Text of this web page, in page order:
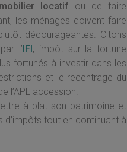
locatif ou de faire
les ménages doivent faire
décourageantes. Citons
l’IFI, impôt sur la fortune
fortunés à investir dans les
et le recentrage du
l’APL accession.
à plat son patrimoine et
tout en continuant à